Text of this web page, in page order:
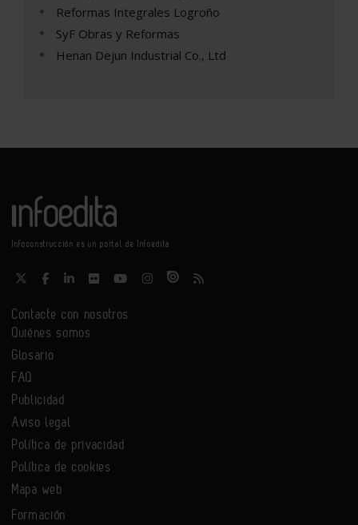
Reformas Integrales Logroño
SyF Obras y Reformas
Henan Dejun Industrial Co., Ltd
Infoconstrucción es un portal de Infoedita
Contacte con nosotros
Quiénes somos
Glosario
FAQ
Publicidad
Aviso legal
Política de privacidad
Política de cookies
Mapa web
Formación